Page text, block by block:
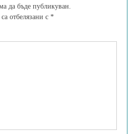
да бъде публикуван.
отбелязани с *